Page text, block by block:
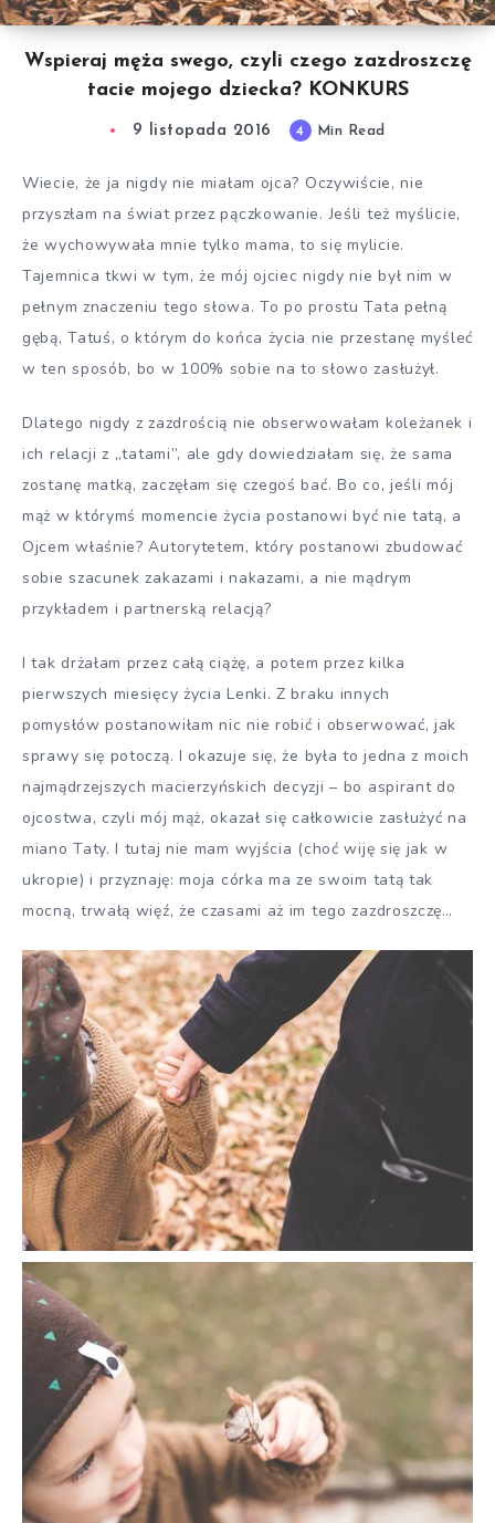
Wspieraj męża swego, czyli czego zazdroszczę
tacie mojego dziecka? KONKURS
9 listopada 2016 4 Min Read
Wiecie, że ja nigdy nie miałam ojca? Oczywiście, nie
przyszłam na świat przez pączkowanie. Jeśli też myślicie,
że wychowywała mnie tylko mama, to się mylicie.
Tajemnica tkwi w tym, że mój ojciec nigdy nie był nim w
pełnym znaczeniu tego słowa. To po prostu Tata pełną
gębą, Tatuś, o którym do końca życia nie przestanę myśleć
w ten sposób, bo w 100% sobie na to słowo zasłużył.
Dlatego nigdy z zazdrością nie obserwowałam koleżanek i
ich relacji z „tatami”, ale gdy dowiedziałam się, że sama
zostanę matką, zaczęłam się czegoś bać. Bo co, jeśli mój
mąż w którymś momencie życia postanowi być nie tatą, a
Ojcem właśnie? Autorytetem, który postanowi zbudować
sobie szacunek zakazami i nakazami, a nie mądrym
przykładem i partnerską relacją?
I tak drżałam przez całą ciążę, a potem przez kilka
pierwszych miesięcy życia Lenki. Z braku innych
pomysłów postanowiłam nic nie robić i obserwować, jak
sprawy się potoczą. I okazuje się, że była to jedna z moich
najmądrzejszych macierzyńskich decyzji – bo aspirant do
ojcostwa, czyli mój mąż, okazał się całkowicie zasłużyć na
miano Taty. I tutaj nie mam wyjścia (choć wiję się jak w
ukropie) i przyznaję: moja córka ma ze swoim tatą tak
mocną, trwałą więź, że czasami aż im tego zazdroszczę…